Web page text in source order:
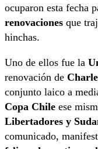
ocuparon esta fecha
renovaciones que
hinchas.
Uno de ellos fue la
renovación de
conjunto laico a
Copa Chile ese
Libertadores y
comunicado,